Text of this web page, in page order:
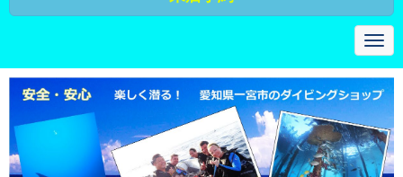
N
a
v
i
g
a
t
i
o
n